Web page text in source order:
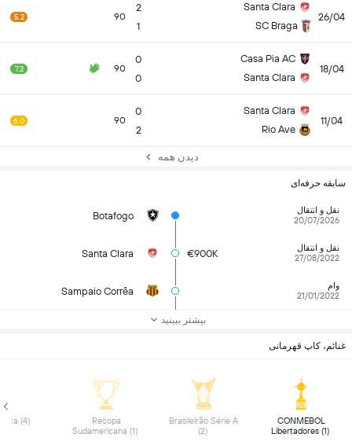
26/04
Santa Clara
SC Braga
2
1
90
5.2
18/04
Casa Pia AC
Santa Clara
0
0
90
7.2
11/04
Santa Clara
Rio Ave
0
2
90
6.0
دیدن همه
سابقه حرفه‌ای
نقل و انتقال
20/07/2026
Botafogo
نقل و انتقال
27/08/2022
€900K
Santa Clara
وام
21/01/2022
Sampaio Corrêa
بیشتر ببینید
غنائم، کاپ قهرمانی
CONMEBOL
Libertadores (1)
Brasileirão Série A
(2)
Recopa
Carioca (4)